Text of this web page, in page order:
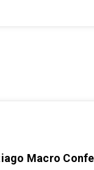
Macro